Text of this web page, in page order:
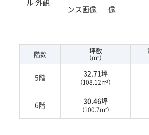
階数 坪数
（m²）
5階 32.71坪
（108.12m²）
6階 30.46坪
（100.7m²）